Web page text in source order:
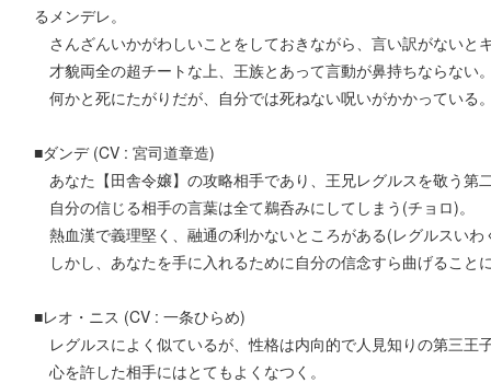
るメンデレ。
さんざんいかがわしいことをしておきながら、言い訳がないと
才貌両全の超チートな上、王族とあって言動が鼻持ちならない
何かと死にたがりだが、自分では死ねない呪いがかかっている
■ダンデ (CV : 宮司道章造)
あなた【田舎令嬢】の攻略相手であり、王兄レグルスを敬う第
自分の信じる相手の言葉は全て鵜呑みにしてしまう(チョロ)。
熱血漢で義理堅く、融通の利かないところがある(レグルスいわ
しかし、あなたを手に入れるために自分の信念すら曲げること
■レオ・ニス (CV : 一条ひらめ)
レグルスによく似ているが、性格は内向的で人見知りの第三王
心を許した相手にはとてもよくなつく。